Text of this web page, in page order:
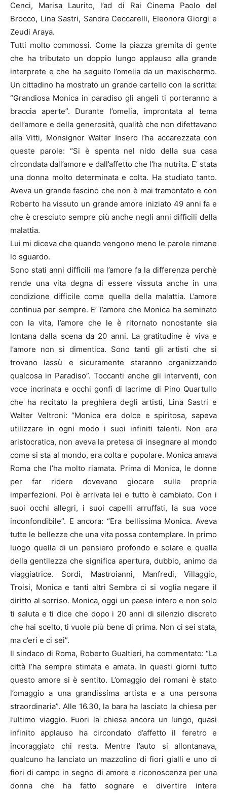
Cenci, Marisa Laurito, l’ad di Rai Cinema Paolo del
Brocco, Lina Sastri, Sandra Ceccarelli, Eleonora Giorgi e
Zeudi Araya.
Tutti molto commossi. Come la piazza gremita di gente
che ha tributato un doppio lungo applauso alla grande
interprete e che ha seguito l’omelia da un maxischermo.
Un cittadino ha mostrato un grande cartello con la scritta:
“Grandiosa Monica in paradiso gli angeli ti porteranno a
braccia aperte”. Durante l’omelia, improntata al tema
dell’amore e della generosità, qualità che non difettavano
alla Vitti, Monsignor Walter Insero l’ha accarezzata con
queste parole: “Si è spenta nel nido della sua casa
circondata dall’amore e dall’affetto che l’ha nutrita. E’ stata
una donna molto determinata e colta. Ha studiato tanto.
Aveva un grande fascino che non è mai tramontato e con
Roberto ha vissuto un grande amore iniziato 49 anni fa e
che è cresciuto sempre più anche negli anni difficili della
malattia.
Lui mi diceva che quando vengono meno le parole rimane
lo sguardo.
Sono stati anni difficili ma l’amore fa la differenza perchè
rende una vita degna di essere vissuta anche in una
condizione difficile come quella della malattia. L’amore
continua per sempre. E’ l’amore che Monica ha seminato
con la vita, l’amore che le è ritornato nonostante sia
lontana dalla scena da 20 anni. La gratitudine è viva e
l’amore non si dimentica. Sono tanti gli artisti che si
trovano lassù e sicuramente staranno organizzando
qualcosa in Paradiso”. Toccanti anche gli interventi, con
voce incrinata e occhi gonfi di lacrime di Pino Quartullo
che ha recitato la preghiera degli artisti, Lina Sastri e
Walter Veltroni: “Monica era dolce e spiritosa, sapeva
utilizzare in ogni modo i suoi infiniti talenti. Non era
aristocratica, non aveva la pretesa di insegnare al mondo
come si sta al mondo, era colta e popolare. Monica amava
Roma che l’ha molto riamata. Prima di Monica, le donne
per far ridere dovevano giocare sulle proprie
imperfezioni. Poi è arrivata lei e tutto è cambiato. Con i
suoi occhi allegri, i suoi capelli arruffati, la sua voce
inconfondibile”. E ancora: “Era bellissima Monica. Aveva
tutte le bellezze che una vita possa contemplare. In primo
luogo quella di un pensiero profondo e solare e quella
della gentilezza che significa apertura, dubbio, animo da
viaggiatrice. Sordi, Mastroianni, Manfredi, Villaggio,
Troisi, Monica e tanti altri Sembra ci si voglia negare il
diritto al sorriso. Monica, oggi un paese intero e non solo
ti saluta e ti dice che dopo i 20 anni di silenzio discreto
che hai scelto, ti vuole più bene di prima. Non ci sei stata,
ma c’eri e ci sei”.
Il sindaco di Roma, Roberto Gualtieri, ha commentato: “La
città l’ha sempre stimata e amata. In questi giorni tutto
questo amore si è sentito. L’omaggio dei romani è stato
l’omaggio a una grandissima artista e a una persona
straordinaria”. Alle 16.30, la bara ha lasciato la chiesa per
l’ultimo viaggio. Fuori la chiesa ancora un lungo, quasi
infinito applauso ha circondato d’affetto il feretro e
incoraggiato chi resta. Mentre l’auto si allontanava,
qualcuno ha lanciato un mazzolino di fiori gialli e uno di
fiori di campo in segno di amore e riconoscenza per una
donna che ha fatto sognare e divertire intere